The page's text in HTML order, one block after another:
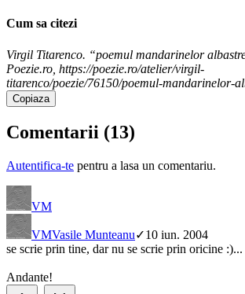
Cum sa citezi
Virgil Titarenco. “poemul mandarinelor
Poezie.ro, https://poezie.ro/atelier/virgil-
titarenco/poezie/76150/poemul-mandarinelor-
Copiaza
Comentarii (13)
Autentifica-te pentru a lasa un comentariu.
VM
VMVasile Munteanu✓10 iun. 2004
se scrie prin tine, dar nu se scrie prin oricine :)...
Andante!